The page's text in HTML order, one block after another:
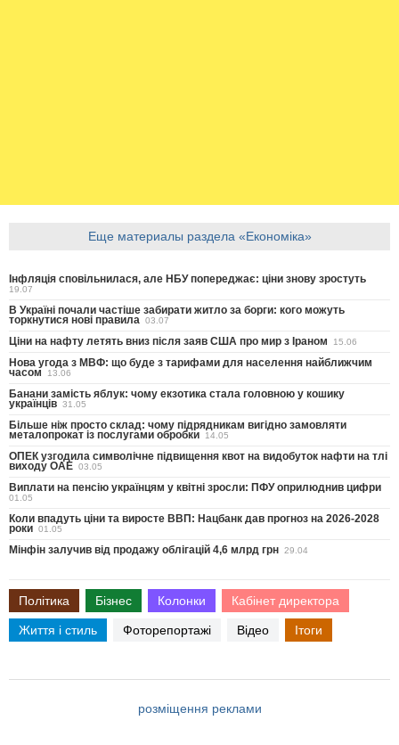
Еще материалы раздела «Економіка»
Інфляція сповільнилася, але НБУ попереджає: ціни знову зростуть
19.07
В Україні почали частіше забирати житло за борги: кого можуть
торкнутися нові правила 03.07
Ціни на нафту летять вниз після заяв США про мир з Іраном 15.06
Нова угода з МВФ: що буде з тарифами для населення найближчим
часом 13.06
Банани замість яблук: чому екзотика стала головною у кошику
українців 31.05
Більше ніж просто склад: чому підрядникам вигідно замовляти
металопрокат із послугами обробки 14.05
ОПЕК узгодила символічне підвищення квот на видобуток нафти на тлі
виходу ОАЕ 03.05
Виплати на пенсію українцям у квітні зросли: ПФУ оприлюднив цифри
01.05
Коли впадуть ціни та виросте ВВП: Нацбанк дав прогноз на 2026-2028
роки 01.05
Мінфін залучив від продажу облігацій 4,6 млрд грн 29.04
Політика Бізнес Колонки Кабінет директора
Життя і стиль Фоторепортажі Відео Ітоги
розміщення реклами